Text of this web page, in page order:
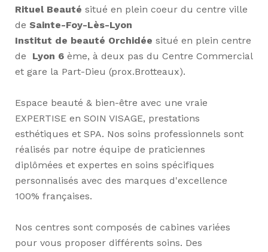
Rituel Beauté situé en plein coeur du centre ville
de Sainte-Foy-Lès-Lyon
Institut de beauté Orchidée situé en plein centre
de Lyon 6 ème, à deux pas du Centre Commercial
et gare la Part-Dieu (prox.Brotteaux).
Espace beauté & bien-être avec une vraie
EXPERTISE en SOIN VISAGE, prestations
esthétiques et SPA. Nos soins professionnels sont
réalisés par notre équipe de praticiennes
diplômées et expertes en soins spécifiques
personnalisés avec des marques d'excellence
100% françaises.
Nos centres sont composés de cabines variées
pour vous proposer différents soins. Des